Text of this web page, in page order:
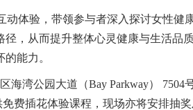
体验，带领参与者深入探讨女性健
，从而提升整体心灵健康与生活品
能力。
湾公园大道（Bay Parkway） 7504
费插花体验课程，现场亦将安排抽奖